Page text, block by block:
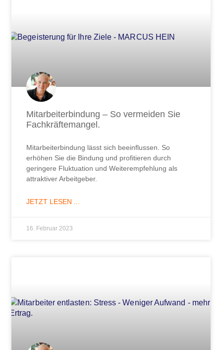
Mitarbeiterbindung – So vermeiden Sie
Fachkräftemangel.
Mitarbeiterbindung lässt sich beeinflussen. So
erhöhen Sie die Bindung und profitieren durch
geringere Fluktuation und Weiterempfehlung als
attraktiver Arbeitgeber.
JETZT LESEN ...
16. Februar 2023